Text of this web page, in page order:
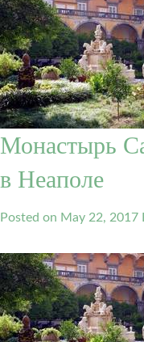
Монастырь
в Неаполе
Posted on May 22, 2017